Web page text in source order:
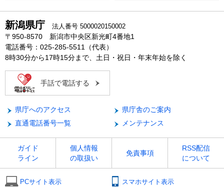
新潟県庁 法人番号 5000020150002
〒950-8570 新潟市中央区新光町4番地1
電話番号：025-285-5511（代表）
8時30分から17時15分まで、土日・祝日・年末年始を除く
手話で電話する
県庁へのアクセス
県庁舎のご案内
直通電話番号一覧
メンテナンス
ガイド
ライン
個人情報
の取扱い
免責事項
RSS配信
について
PCサイト表示 スマホサイト表示